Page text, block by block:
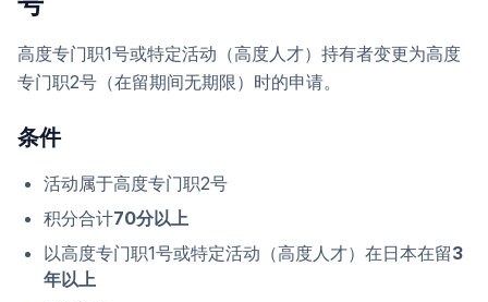
高度专门职1号或特定活动（高度人才）持有者变更为高度
专门职2号（在留期间无期限）时的申请。
条件
活动属于高度专门职2号
积分合计70分以上
以高度专门职1号或特定活动（高度人才）在日本在留3
年以上